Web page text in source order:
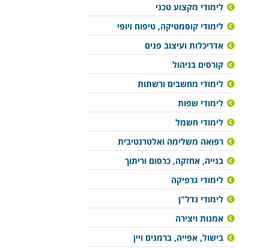
לימודי מקצוע טכני
לימודי קוסמטיקה, טיפוח ויופי
אדריכלות ועיצוב פנים
קורסים בניהול
לימודי מחשבים ורשתות
לימודי שפות
לימודי חשמל
רפואה משלימה ואלטרנטיבית
בנייה, אחזקה, כרסום וריתוך
לימודי גרפיקה
לימודי נדל"ן
אמנות ויצירה
בישול, אפייה, ברמנים ויין